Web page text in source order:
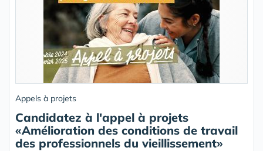
Appels à projets
Candidatez à l'appel à projets
«Amélioration des conditions de travail
des professionnels du vieillissement»